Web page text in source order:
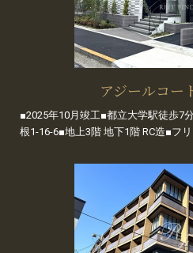
アジールコー
■2025年10月竣工■都立大学駅徒歩7
根1-16-6■地上3階 地下1階 RC造■フ